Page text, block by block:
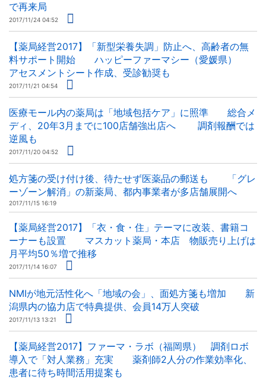
で再来局
2017/11/24 04:52
【薬局経営2017】「新型栄養失調」防止へ、高齢者の無
料サポート開始 ハッピーファーマシー（愛媛県）
アセスメントシート作成、受診勧奨も
2017/11/21 04:54
医療モール内の薬局は「地域包括ケア」に照準 総合メ
ディ、20年3月までに100店舗強出店へ 調剤報酬では
逆風も
2017/11/20 04:52
処方箋の受け付け後、待たせず医薬品の郵送も 「グレ
ーゾーン解消」の新薬局、都内事業者が多店舗展開へ
2017/11/15 16:19
【薬局経営2017】「衣・食・住」テーマに改装、書籍コ
ーナーも設置 マスカット薬局・本店 物販売り上げは
月平均50％増で推移
2017/11/14 16:07
NMIが地元活性化へ「地域の会」、面処方箋も増加 新
潟県内の協力店で特典提供、会員14万人突破
2017/11/13 13:21
【薬局経営2017】ファーマ・ラボ（福岡県） 調剤ロボ
導入で「対人業務」充実 薬剤師2人分の作業効率化、
患者に待ち時間活用提案も